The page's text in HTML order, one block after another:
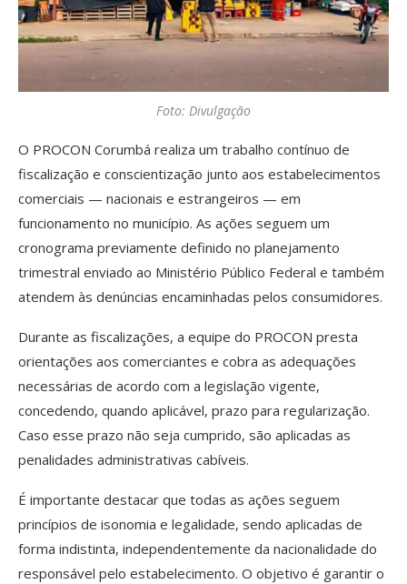
Foto: Divulgação
O PROCON Corumbá realiza um trabalho contínuo de
fiscalização e conscientização junto aos estabelecimentos
comerciais — nacionais e estrangeiros — em
funcionamento no município. As ações seguem um
cronograma previamente definido no planejamento
trimestral enviado ao Ministério Público Federal e também
atendem às denúncias encaminhadas pelos consumidores.
Durante as fiscalizações, a equipe do PROCON presta
orientações aos comerciantes e cobra as adequações
necessárias de acordo com a legislação vigente,
concedendo, quando aplicável, prazo para regularização.
Caso esse prazo não seja cumprido, são aplicadas as
penalidades administrativas cabíveis.
É importante destacar que todas as ações seguem
princípios de isonomia e legalidade, sendo aplicadas de
forma indistinta, independentemente da nacionalidade do
responsável pelo estabelecimento. O objetivo é garantir o